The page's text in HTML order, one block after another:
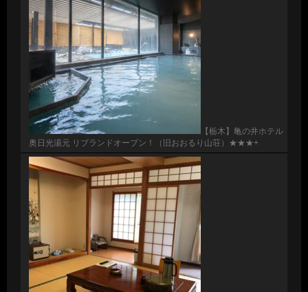
【栃木】亀の井ホテル
奥日光湯元 リブランドオープン！（旧おおるり山荘）★★★+